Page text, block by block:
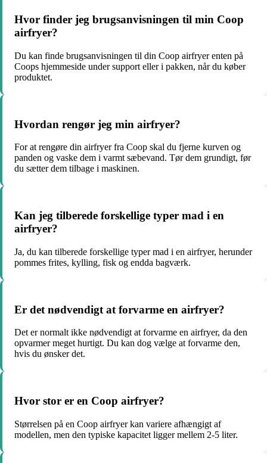
Hvor finder jeg brugsanvisningen til min Coop
airfryer?
Du kan finde brugsanvisningen til din Coop airfryer enten på
Coops hjemmeside under support eller i pakken, når du køber
produktet.
Hvordan rengør jeg min airfryer?
For at rengøre din airfryer fra Coop skal du fjerne kurven og
panden og vaske dem i varmt sæbevand. Tør dem grundigt, før
du sætter dem tilbage i maskinen.
Kan jeg tilberede forskellige typer mad i en
airfryer?
Ja, du kan tilberede forskellige typer mad i en airfryer, herunder
pommes frites, kylling, fisk og endda bagværk.
Er det nødvendigt at forvarme en airfryer?
Det er normalt ikke nødvendigt at forvarme en airfryer, da den
opvarmer meget hurtigt. Du kan dog vælge at forvarme den,
hvis du ønsker det.
Hvor stor er en Coop airfryer?
Størrelsen på en Coop airfryer kan variere afhængigt af
modellen, men den typiske kapacitet ligger mellem 2-5 liter.